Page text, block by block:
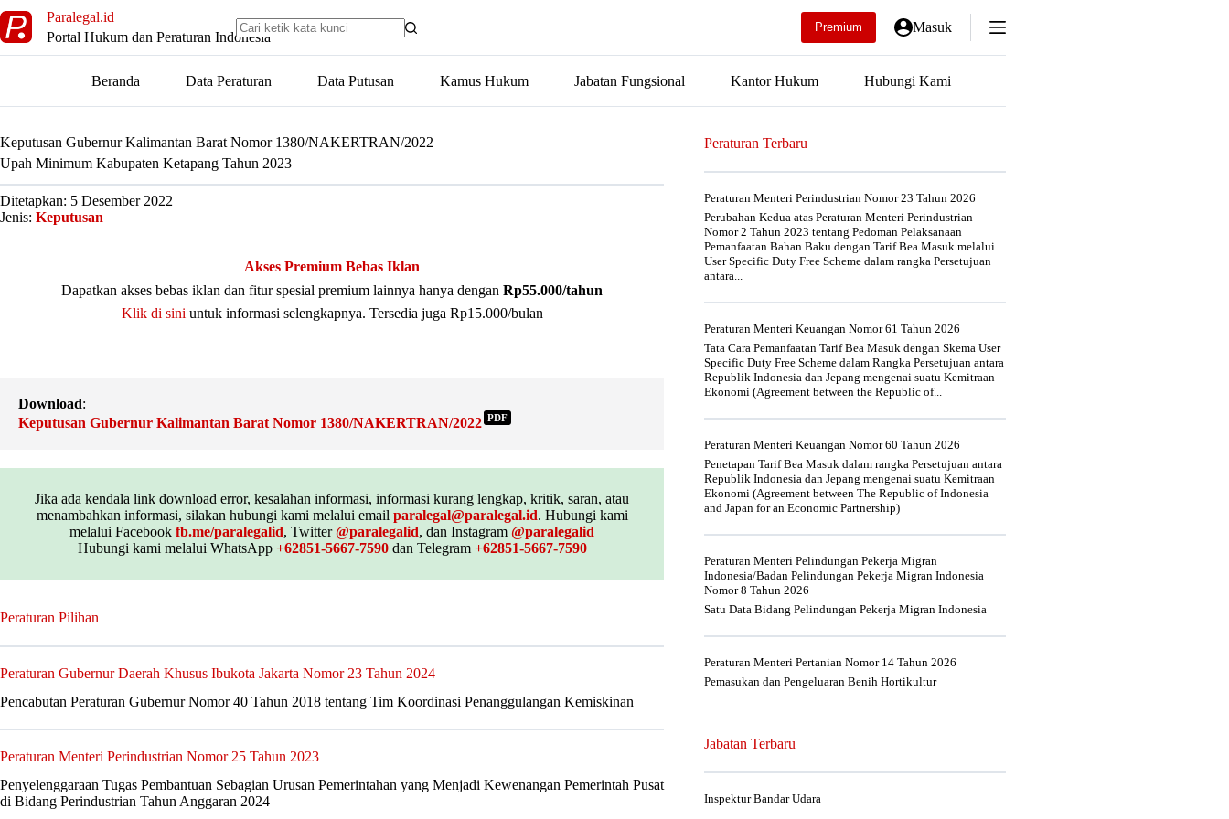
to
content
Paralegal.id
Portal Hukum dan Peraturan Indonesia
Premium Masuk
Beranda Data Peraturan Data Putusan Kamus Hukum Jabatan Fungsional Kantor Hukum Hubungi Kami
Keputusan Gubernur Kalimantan Barat Nomor 1380/NAKERTRAN/2022
Upah Minimum Kabupaten Ketapang Tahun 2023
Ditetapkan: 5 Desember 2022
Jenis: Keputusan
Akses Premium Bebas Iklan
Dapatkan akses bebas iklan dan fitur spesial premium lainnya hanya dengan Rp55.000/tahun
Klik di sini untuk informasi selengkapnya. Tersedia juga Rp15.000/bulan
Download:
Keputusan Gubernur Kalimantan Barat Nomor 1380/NAKERTRAN/2022 PDF
Jika ada kendala link download error, kesalahan informasi, informasi kurang lengkap, kritik, saran, atau
menambahkan informasi, silakan hubungi kami melalui email paralegal@paralegal.id. Hubungi kami
melalui Facebook fb.me/paralegalid, Twitter@paralegalid, dan Instagram @paralegalid
Hubungi kami melalui WhatsApp +62851-5667-7590dan Telegram +62851-5667-7590
Peraturan Pilihan
Peraturan Gubernur Daerah Khusus Ibukota Jakarta Nomor 23 Tahun 2024
Pencabutan Peraturan Gubernur Nomor 40 Tahun 2018 tentang Tim Koordinasi Penanggulangan Kemiskinan
Peraturan Menteri Perindustrian Nomor 25 Tahun 2023
Penyelenggaraan Tugas Pembantuan Sebagian Urusan Pemerintahan yang Menjadi Kewenangan Pemerintah Pusat
di Bidang Perindustrian Tahun Anggaran 2024
Peraturan Terbaru
Peraturan Menteri Perindustrian Nomor 23 Tahun 2026
Perubahan Kedua atas Peraturan Menteri Perindustrian
Nomor 2 Tahun 2023 tentang Pedoman Pelaksanaan
Pemanfaatan Bahan Baku dengan Tarif Bea Masuk melalui
User Specific Duty Free Scheme dalam rangka Persetujuan
antara...
Peraturan Menteri Keuangan Nomor 61 Tahun 2026
Tata Cara Pemanfaatan Tarif Bea Masuk dengan Skema User
Specific Duty Free Scheme dalam Rangka Persetujuan antara
Republik Indonesia dan Jepang mengenai suatu Kemitraan
Ekonomi (Agreement between the Republic of...
Peraturan Menteri Keuangan Nomor 60 Tahun 2026
Penetapan Tarif Bea Masuk dalam rangka Persetujuan antara
Republik Indonesia dan Jepang mengenai suatu Kemitraan
Ekonomi (Agreement between The Republic of Indonesia
and Japan for an Economic Partnership)
Peraturan Menteri Pelindungan Pekerja Migran
Indonesia/Badan Pelindungan Pekerja Migran Indonesia
Nomor 8 Tahun 2026
Satu Data Bidang Pelindungan Pekerja Migran Indonesia
Peraturan Menteri Pertanian Nomor 14 Tahun 2026
Pemasukan dan Pengeluaran Benih Hortikultur
Jabatan Terbaru
Inspektur Bandar Udara